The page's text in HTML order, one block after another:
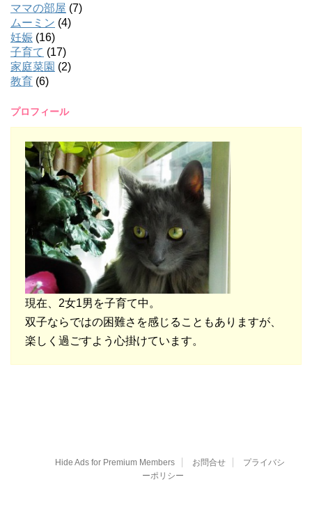
ママの部屋 (7)
ムーミン (4)
妊娠 (16)
子育て (17)
家庭菜園 (2)
教育 (6)
プロフィール
現在、2女1男を子育て中。
双子ならではの困難さを感じることもありますが、
楽しく過ごすよう心掛けています。
Hide Ads for Premium Members お問合せ
プライバシ
ーポリシー